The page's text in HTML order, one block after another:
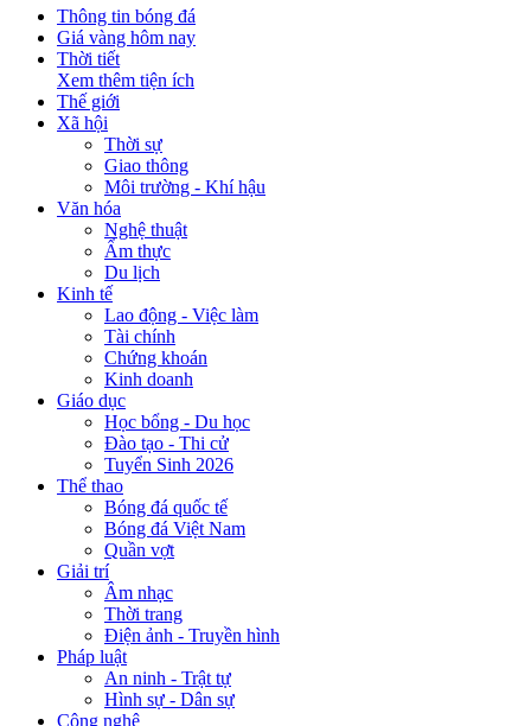
Thông tin bóng đá
Giá vàng hôm nay
Thời tiết
Xem thêm tiện ích
Thế giới
Xã hội
Thời sự
Giao thông
Môi trường - Khí hậu
Văn hóa
Nghệ thuật
Ẩm thực
Du lịch
Kinh tế
Lao động - Việc làm
Tài chính
Chứng khoán
Kinh doanh
Giáo dục
Học bổng - Du học
Đào tạo - Thi cử
Tuyển Sinh 2026
Thể thao
Bóng đá quốc tế
Bóng đá Việt Nam
Quần vợt
Giải trí
Âm nhạc
Thời trang
Điện ảnh - Truyền hình
Pháp luật
An ninh - Trật tự
Hình sự - Dân sự
Công nghệ